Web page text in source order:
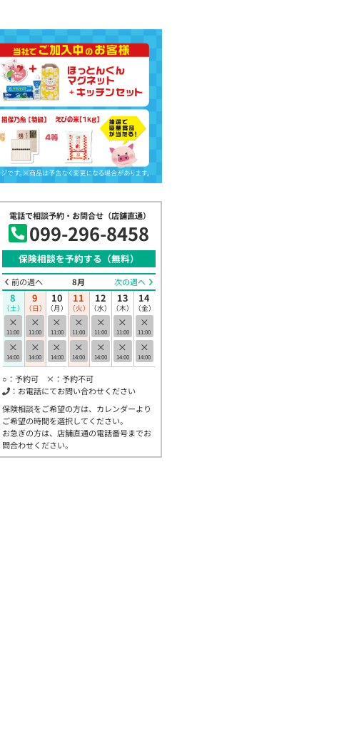
保険相談を予約する（無料）
前の週へ 8月 次の週へ
8
（土）
×
11:00
×
14:00
9
（日）
×
11:00
×
14:00
10
（月）
×
11:00
×
14:00
11
（火）
×
11:00
×
14:00
12
（水）
×
11:00
×
14:00
13
（木）
×
11:00
×
14:00
14
（金）
×
11:00
×
14:00
○：予約可 ×：予約不可
：お電話にてお問い合わせください
保険相談をご希望の方は、カレンダーより
ご希望の時間を選択してください。
お急ぎの方は、店舗直通の電話番号までお
問合わせください。
電話で相談予約・お問合せ（店舗直通）
099-296-8458
お知らせ
新社会人に必要な保険っ
て？
お知らせ
家族の生活を守る保険